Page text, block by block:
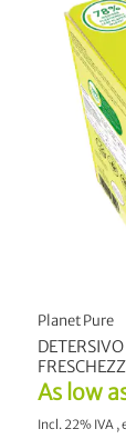
As low
Incl. 22% IVA ,
Planet Pure